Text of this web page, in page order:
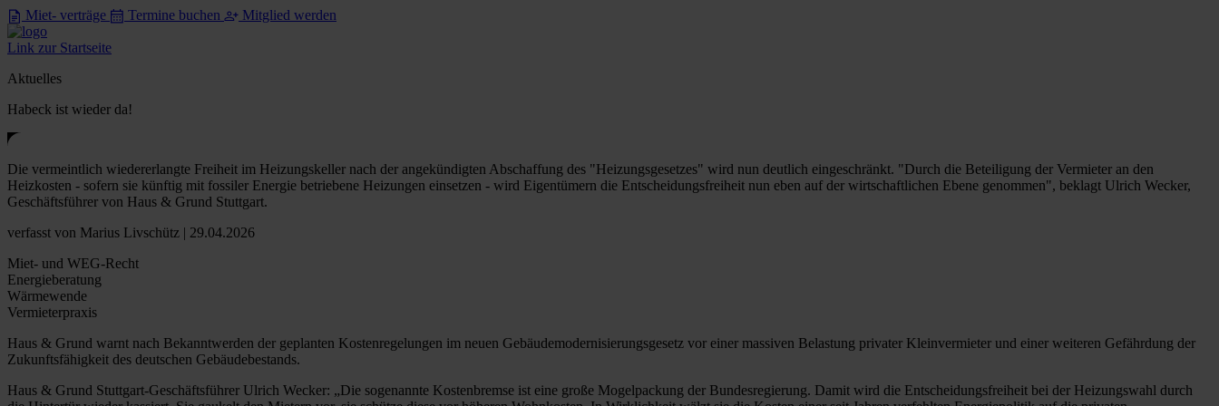
Miet- verträge Termine buchen Mitglied werden
Link zur Startseite
Aktuelles
Habeck ist wieder da!
Die vermeintlich wiedererlangte Freiheit im Heizungskeller nach der angekündigten Abschaffung des "Heizungsgesetzes" wird nun deutlich eingeschränkt. "Durch die Beteiligung der Vermieter an den
Heizkosten - sofern sie künftig mit fossiler Energie betriebene Heizungen einsetzen - wird Eigentümern die Entscheidungsfreiheit nun eben auf der wirtschaftlichen Ebene genommen", beklagt Ulrich Wecker,
Geschäftsführer von Haus & Grund Stuttgart.
verfasst von Marius Livschütz | 29.04.2026
Miet- und WEG-Recht
Energieberatung
Wärmewende
Vermieterpraxis
Haus & Grund warnt nach Bekanntwerden der geplanten Kostenregelungen im neuen Gebäudemodernisierungsgesetz vor einer massiven Belastung privater Kleinvermieter und einer weiteren Gefährdung der
Zukunftsfähigkeit des deutschen Gebäudebestands.
Haus & Grund Stuttgart-Geschäftsführer Ulrich Wecker: „Die sogenannte Kostenbremse ist eine große Mogelpackung der Bundesregierung. Damit wird die Entscheidungsfreiheit bei der Heizungswahl durch